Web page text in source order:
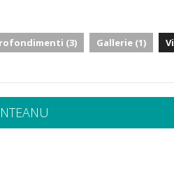
(3) Gallerie (1)